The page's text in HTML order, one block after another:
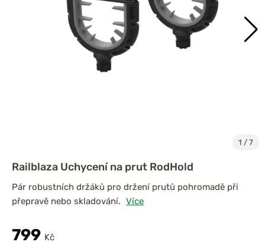
1 / 7
Railblaza Uchycení na prut RodHold
Pár robustních držáků pro držení prutů pohromadě při
přepravě nebo skladování. Více
799 Kč